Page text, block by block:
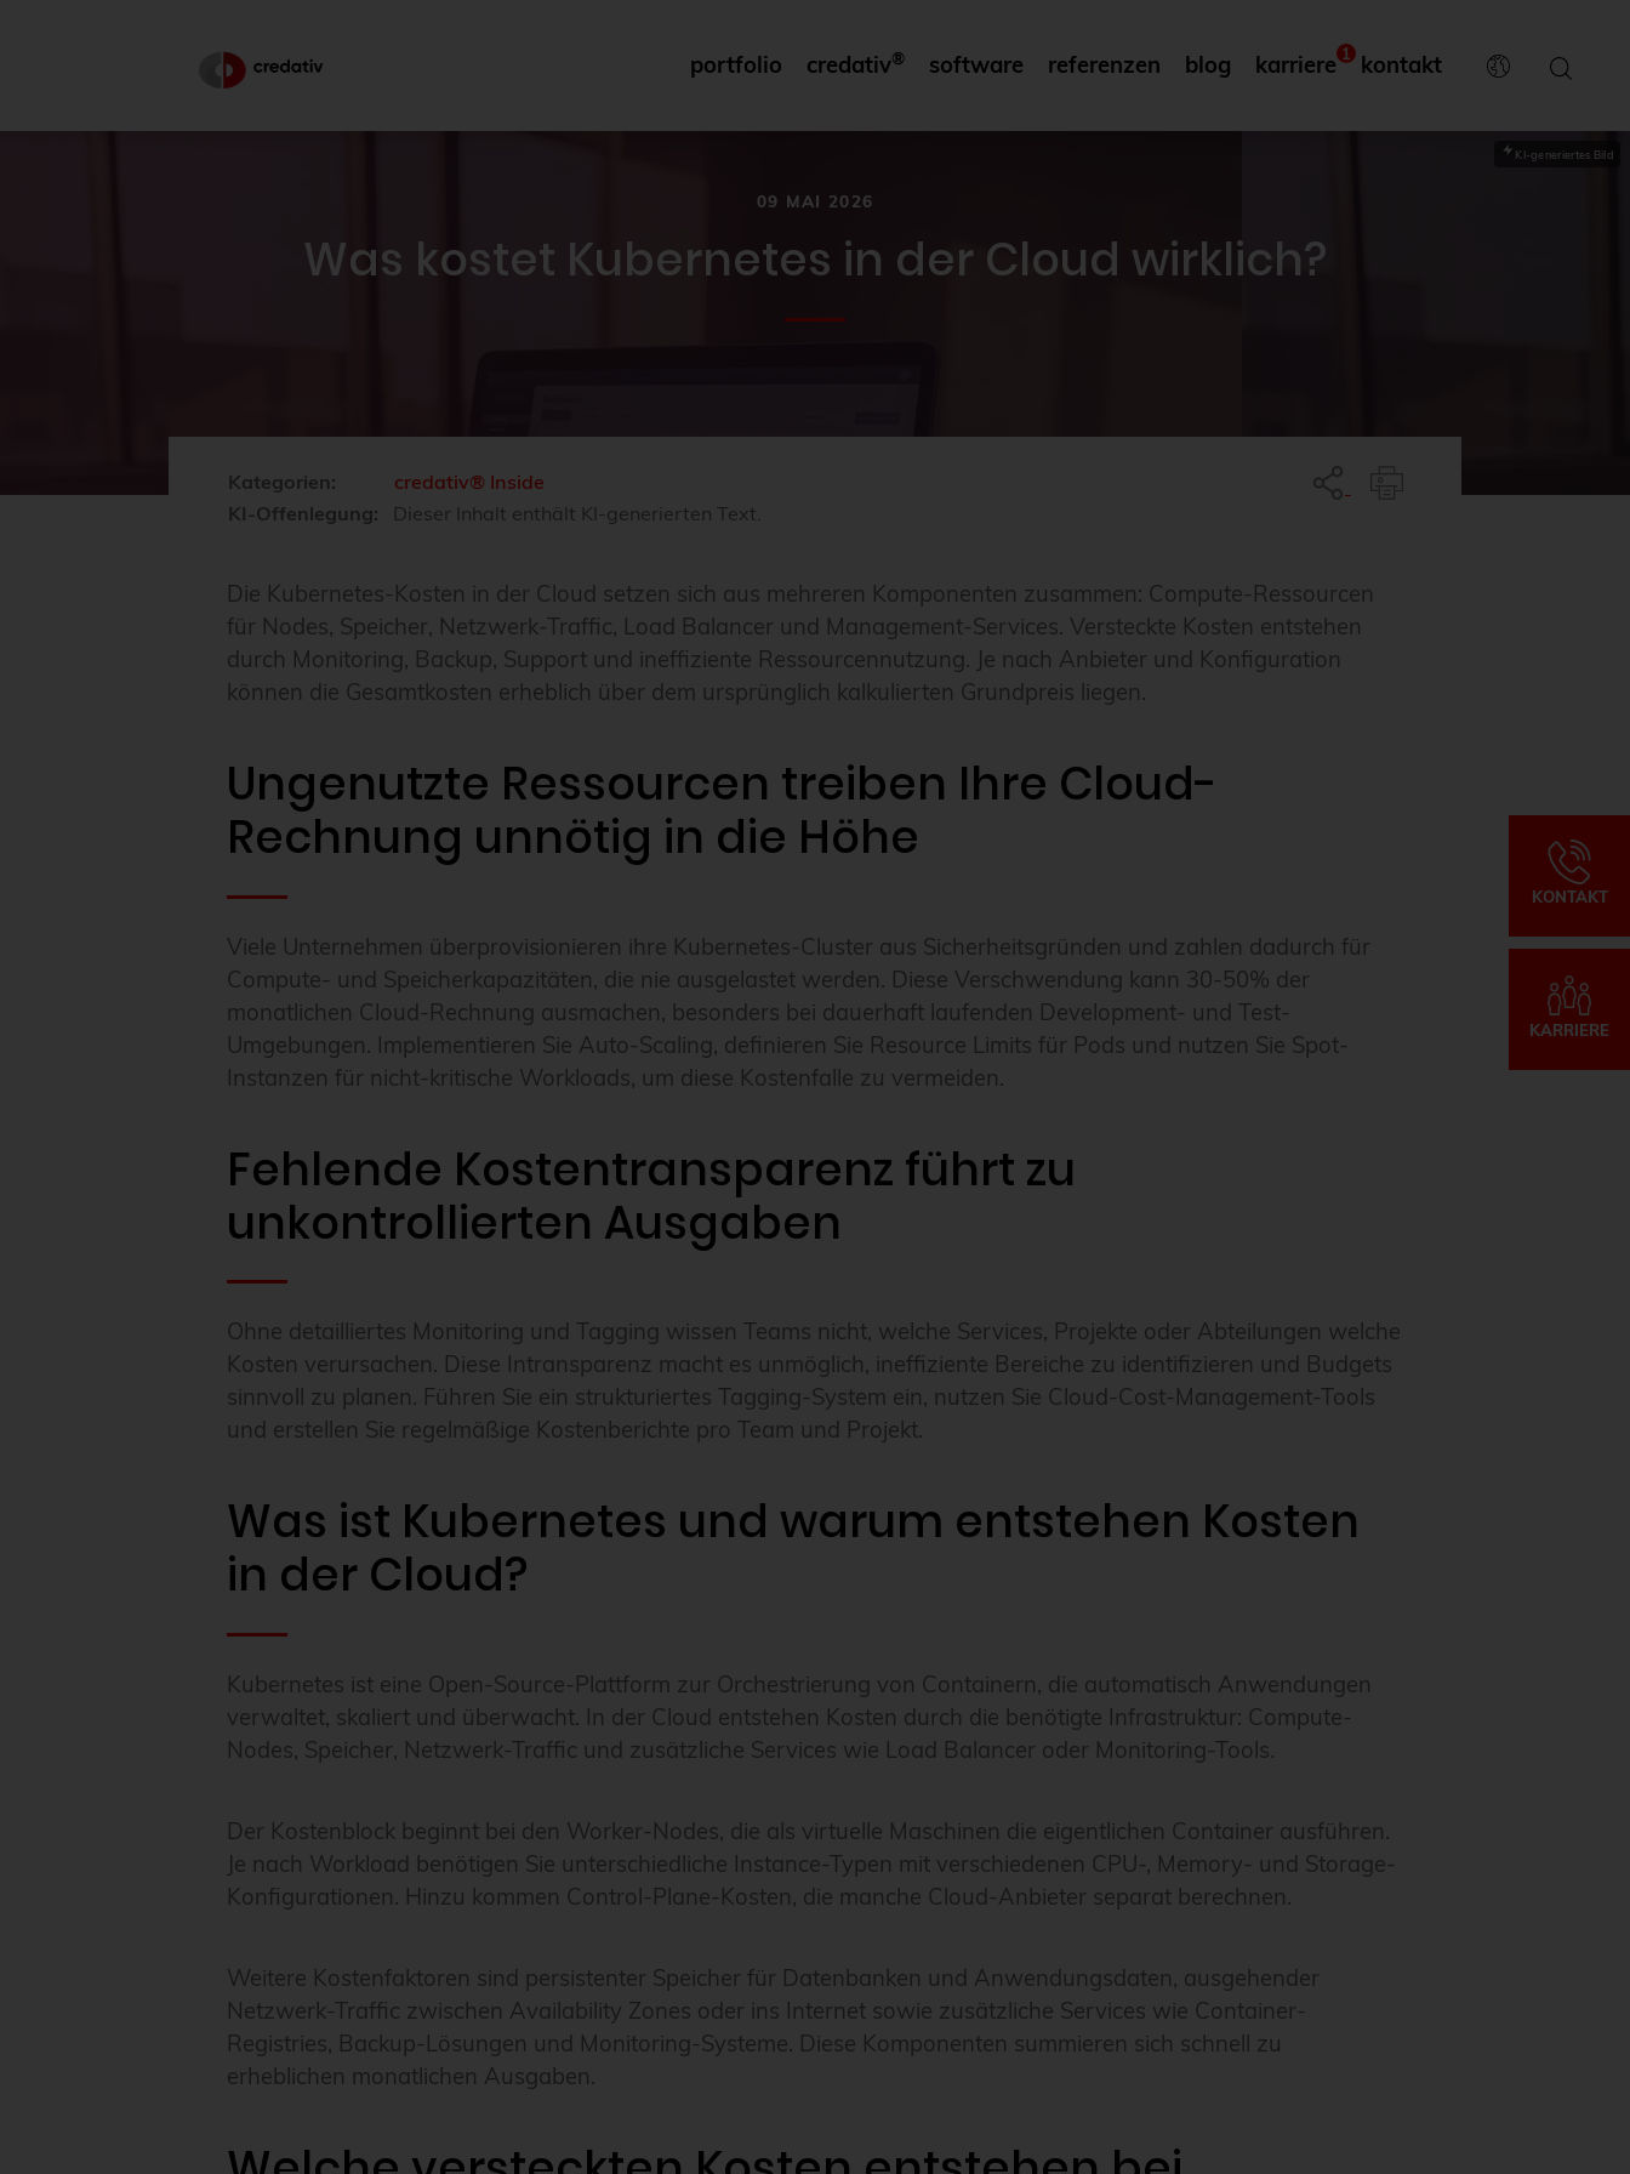
portfolio credativ® software referenzen blog karriere 1 kontakt
KI-generiertes Bild
09 MAI 2026
Was kostet Kubernetes in der Cloud wirklich?
KONTAKT
KARRIERE
Kategorien:
credativ® Inside
KI-Offenlegung:
Dieser Inhalt enthält KI-generierten Text.
Die Kubernetes-Kosten in der Cloud setzen sich aus mehreren Komponenten zusammen: Compute-Ressourcen
für Nodes, Speicher, Netzwerk-Traffic, Load Balancer und Management-Services. Versteckte Kosten entstehen
durch Monitoring, Backup, Support und ineffiziente Ressourcennutzung. Je nach Anbieter und Konfiguration
können die Gesamtkosten erheblich über dem ursprünglich kalkulierten Grundpreis liegen.
Ungenutzte Ressourcen treiben Ihre Cloud-
Rechnung unnötig in die Höhe
Viele Unternehmen überprovisionieren ihre Kubernetes-Cluster aus Sicherheitsgründen und zahlen dadurch für
Compute- und Speicherkapazitäten, die nie ausgelastet werden. Diese Verschwendung kann 30-50% der
monatlichen Cloud-Rechnung ausmachen, besonders bei dauerhaft laufenden Development- und Test-
Umgebungen. Implementieren Sie Auto-Scaling, definieren Sie Resource Limits für Pods und nutzen Sie Spot-
Instanzen für nicht-kritische Workloads, um diese Kostenfalle zu vermeiden.
Fehlende Kostentransparenz führt zu
unkontrollierten Ausgaben
Ohne detailliertes Monitoring und Tagging wissen Teams nicht, welche Services, Projekte oder Abteilungen welche
Kosten verursachen. Diese Intransparenz macht es unmöglich, ineffiziente Bereiche zu identifizieren und Budgets
sinnvoll zu planen. Führen Sie ein strukturiertes Tagging-System ein, nutzen Sie Cloud-Cost-Management-Tools
und erstellen Sie regelmäßige Kostenberichte pro Team und Projekt.
Was ist Kubernetes und warum entstehen Kosten
in der Cloud?
Kubernetes ist eine Open-Source-Plattform zur Orchestrierung von Containern, die automatisch Anwendungen
verwaltet, skaliert und überwacht. In der Cloud entstehen Kosten durch die benötigte Infrastruktur: Compute-
Nodes, Speicher, Netzwerk-Traffic und zusätzliche Services wie Load Balancer oder Monitoring-Tools.
Der Kostenblock beginnt bei den Worker-Nodes, die als virtuelle Maschinen die eigentlichen Container ausführen.
Je nach Workload benötigen Sie unterschiedliche Instance-Typen mit verschiedenen CPU-, Memory- und Storage-
Konfigurationen. Hinzu kommen Control-Plane-Kosten, die manche Cloud-Anbieter separat berechnen.
Weitere Kostenfaktoren sind persistenter Speicher für Datenbanken und Anwendungsdaten, ausgehender
Netzwerk-Traffic zwischen Availability Zones oder ins Internet sowie zusätzliche Services wie Container-
Registries, Backup-Lösungen und Monitoring-Systeme. Diese Komponenten summieren sich schnell zu
erheblichen monatlichen Ausgaben.